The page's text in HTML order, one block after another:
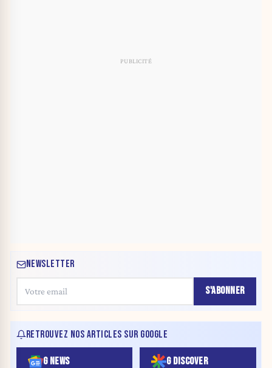
NEWSLETTER
S'ABONNER
RETROUVEZ NOS ARTICLES SUR GOOGLE
G NEWS G DISCOVER